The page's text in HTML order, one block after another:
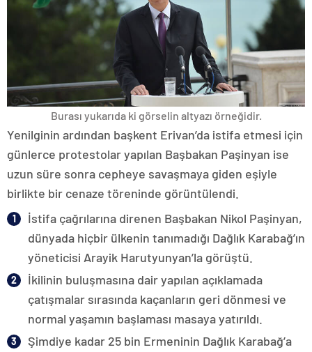
Burası yukarıda ki görselin altyazı örneğidir.
Yenilginin ardından başkent Erivan’da istifa etmesi için
günlerce protestolar yapılan Başbakan Paşinyan ise
uzun süre sonra cepheye savaşmaya giden eşiyle
birlikte bir cenaze töreninde görüntülendi.
İstifa çağrılarına direnen Başbakan Nikol Paşinyan,
dünyada hiçbir ülkenin tanımadığı Dağlık Karabağ’ın
yöneticisi Arayik Harutyunyan’la görüştü.
İkilinin buluşmasına dair yapılan açıklamada
çatışmalar sırasında kaçanların geri dönmesi ve
normal yaşamın başlaması masaya yatırıldı.
Şimdiye kadar 25 bin Ermeninin Dağlık Karabağ’a